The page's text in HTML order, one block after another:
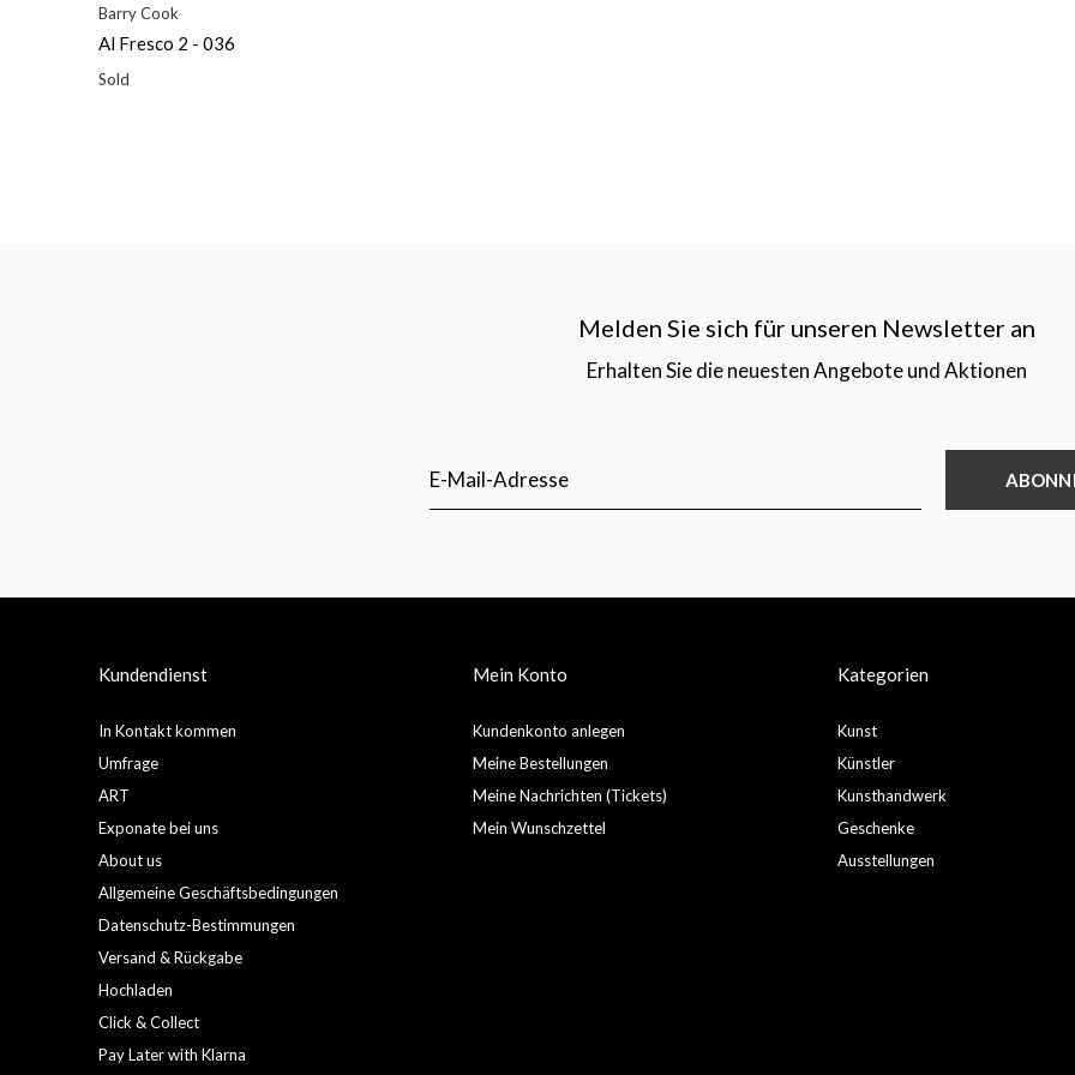
Barry Cook
Al Fresco 2 - 036
Sold
Melden Sie sich für unseren Newsletter an
Erhalten Sie die neuesten Angebote und Aktionen
Kundendienst
In Kontakt kommen
Umfrage
ART
Exponate bei uns
About us
Allgemeine Geschäftsbedingungen
Datenschutz-Bestimmungen
Versand & Rückgabe
Hochladen
Click & Collect
Pay Later with Klarna
Mein Konto
Kundenkonto anlegen
Meine Bestellungen
Meine Nachrichten (Tickets)
Mein Wunschzettel
Kategorien
Kunst
Künstler
Kunsthandwerk
Geschenke
Ausstellungen